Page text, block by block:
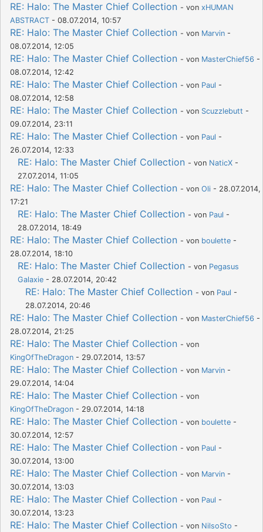
RE: Halo: The Master Chief Collection - von xHUMAN
ABSTRACT - 08.07.2014, 10:57
RE: Halo: The Master Chief Collection - von Marvin -
08.07.2014, 12:05
RE: Halo: The Master Chief Collection - von MasterChief56 -
08.07.2014, 12:42
RE: Halo: The Master Chief Collection - von Paul -
08.07.2014, 12:58
RE: Halo: The Master Chief Collection - von Scuzzlebutt -
09.07.2014, 23:11
RE: Halo: The Master Chief Collection - von Paul -
26.07.2014, 12:33
RE: Halo: The Master Chief Collection - von NaticX -
27.07.2014, 11:05
RE: Halo: The Master Chief Collection - von Oli - 28.07.2014,
17:21
RE: Halo: The Master Chief Collection - von Paul -
28.07.2014, 18:49
RE: Halo: The Master Chief Collection - von boulette -
28.07.2014, 18:10
RE: Halo: The Master Chief Collection - von Pegasus
Galaxie - 28.07.2014, 20:42
RE: Halo: The Master Chief Collection - von Paul -
28.07.2014, 20:46
RE: Halo: The Master Chief Collection - von MasterChief56 -
28.07.2014, 21:25
RE: Halo: The Master Chief Collection - von
KingOfTheDragon - 29.07.2014, 13:57
RE: Halo: The Master Chief Collection - von Marvin -
29.07.2014, 14:04
RE: Halo: The Master Chief Collection - von
KingOfTheDragon - 29.07.2014, 14:18
RE: Halo: The Master Chief Collection - von boulette -
30.07.2014, 12:57
RE: Halo: The Master Chief Collection - von Paul -
30.07.2014, 13:00
RE: Halo: The Master Chief Collection - von Marvin -
30.07.2014, 13:03
RE: Halo: The Master Chief Collection - von Paul -
30.07.2014, 13:23
RE: Halo: The Master Chief Collection - von NilsoSto -